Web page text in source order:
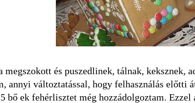
megszokott és puszedlinek, tálnak, keksznek,
annyi változtatással, hogy felhasználás előtti
bő ek fehérlisztet még hozzádolgoztam. Ezzel